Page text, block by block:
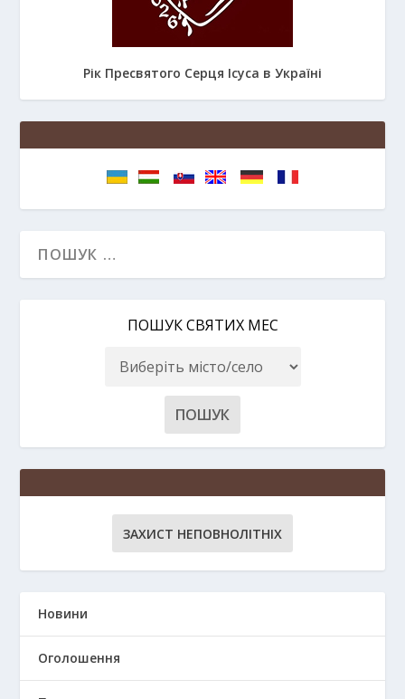
Рік Пресвятого Серця Ісуса в Україні
ПОШУК СВЯТИХ МЕС
ЗАХИСТ НЕПОВНОЛІТНІХ
Новини
Оголошення